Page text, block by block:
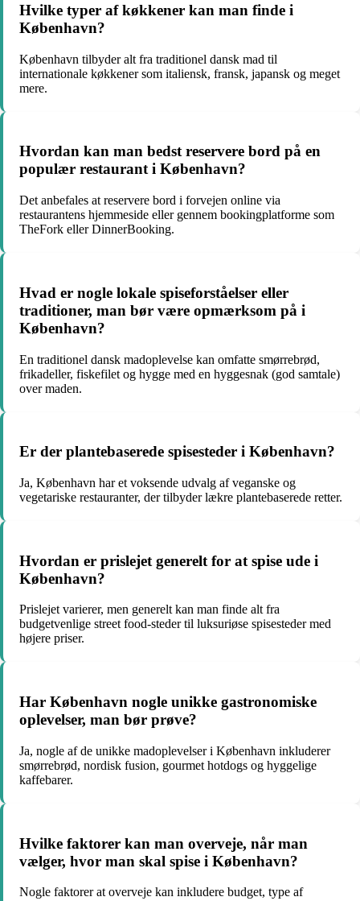
Hvilke typer af køkkener kan man finde i
København?
København tilbyder alt fra traditionel dansk mad til
internationale køkkener som italiensk, fransk, japansk og meget
mere.
Hvordan kan man bedst reservere bord på en
populær restaurant i København?
Det anbefales at reservere bord i forvejen online via
restaurantens hjemmeside eller gennem bookingplatforme som
TheFork eller DinnerBooking.
Hvad er nogle lokale spiseforståelser eller
traditioner, man bør være opmærksom på i
København?
En traditionel dansk madoplevelse kan omfatte smørrebrød,
frikadeller, fiskefilet og hygge med en hyggesnak (god samtale)
over maden.
Er der plantebaserede spisesteder i København?
Ja, København har et voksende udvalg af veganske og
vegetariske restauranter, der tilbyder lækre plantebaserede retter.
Hvordan er prislejet generelt for at spise ude i
København?
Prislejet varierer, men generelt kan man finde alt fra
budgetvenlige street food-steder til luksuriøse spisesteder med
højere priser.
Har København nogle unikke gastronomiske
oplevelser, man bør prøve?
Ja, nogle af de unikke madoplevelser i København inkluderer
smørrebrød, nordisk fusion, gourmet hotdogs og hyggelige
kaffebarer.
Hvilke faktorer kan man overveje, når man
vælger, hvor man skal spise i København?
Nogle faktorer at overveje kan inkludere budget, type af